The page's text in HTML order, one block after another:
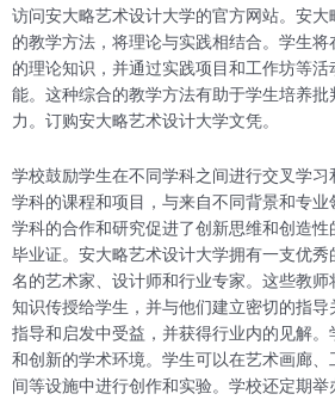
访问安大略艺术设计大学的官方网站。安
的教学方法，将理论与实践相结合。学生
的理论知识，并通过实践项目和工作坊等
能。这种综合的教学方法有助于学生培养
力。订购安大略艺术设计大学文凭。
学校鼓励学生在不同学科之间进行交叉学
学科的课程和项目，与来自不同背景和专
学科的合作和研究促进了创新思维和创造性
毕业证。安大略艺术设计大学拥有一支优
名的艺术家、设计师和行业专家。这些教
知识传授给学生，并与他们建立密切的指
指导和启发中受益，并获得行业内的见解
和创新的学术环境。学生可以在艺术画廊
间等设施中进行创作和实验。学校还定期举